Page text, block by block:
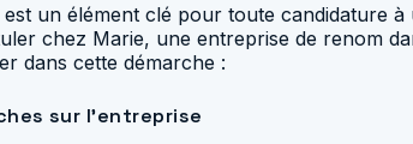
un élément clé pour toute candidature
chez Marie, une entreprise de renom
dans cette démarche :
sur l’entreprise